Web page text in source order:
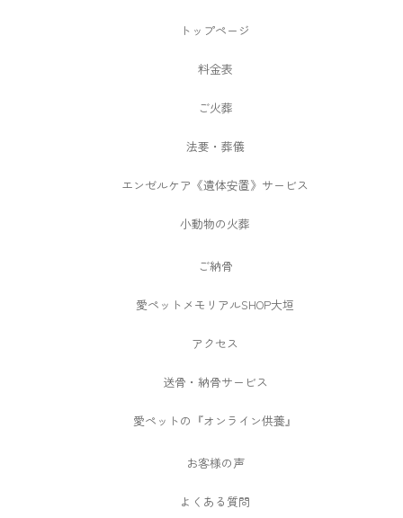
トップページ
料金表
ご火葬
法要・葬儀
エンゼルケア《遺体安置》サービス
小動物の火葬
ご納骨
愛ペットメモリアルSHOP大垣
アクセス
送骨・納骨サービス
愛ペットの『オンライン供養』
お客様の声
よくある質問